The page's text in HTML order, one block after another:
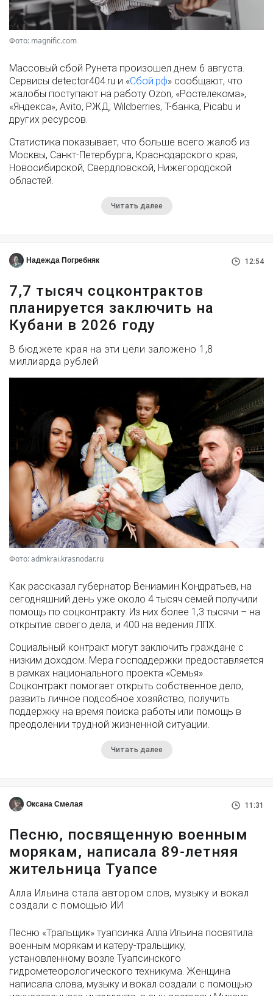
Фото: magnific.com
Массовый сбой Рунета произошел днем 6 августа.
Сервисы detector404.ru и «Сбой.рф» сообщают, что
жалобы поступают на работу Ozon, «Ростелекома»,
«Яндекса», Avito, РЖД, Wildberries, Т-банка, Picabu и
других ресурсов.
Статистика показывает, что больше всего жалоб из
Москвы, Санкт-Петербурга, Краснодарского края,
Новосибирской, Свердловской, Нижегородской
областей.
Читать далее
Надежда Погребняк 12:54
7,7 тысяч соцконтрактов
планируется заключить на
Кубани в 2026 году
В бюджете края на эти цели заложено 1,8
миллиарда рублей
Фото: admkrai.krasnodar.ru
Как рассказал губернатор Вениамин Кондратьев, на
сегодняшний день уже около 4 тысяч семей получили
помощь по соцконтракту. Из них более 1,3 тысячи – на
открытие своего дела, и 400 на ведения ЛПХ.
Социальный контракт могут заключить граждане с
низким доходом. Мера господдержки предоставляется
в рамках национального проекта «Семья».
Соцконтракт помогает открыть собственное дело,
развить личное подсобное хозяйство, получить
поддержку на время поиска работы или помощь в
преодолении трудной жизненной ситуации.
Читать далее
Оксана Смелая 11:31
Песню, посвященную военным
морякам, написала 89-летняя
жительница Туапсе
Алла Ильина стала автором слов, музыку и вокал
создали с помощью ИИ
Песню «Тральщик» туапсинка Алла Ильина посвятила
военным морякам и катеру-тральщику,
установленному возле Туапсинского
гидрометеорологического техникума. Женщина
написала слова, музыку и вокал создали с помощью